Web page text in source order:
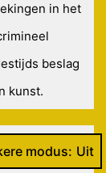
in het
beslag
kunst.
het modus: